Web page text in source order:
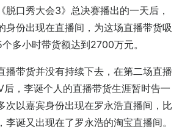
脱口秀大会3》总决赛播出的一天后，
身份出现在直播间，为这场直播带货吸
多小时带货额达到2700万元。
播带货并没有持续下去，在第二场直播
，李诞个人的直播带货生涯暂时告一
次以嘉宾身份出现在罗永浩直播间，比
李诞又出现在了罗永浩的淘宝直播间。